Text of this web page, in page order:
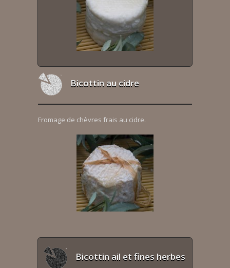
Bicottin au cidre
Fromage de chèvres frais au cidre.
Bicottin ail et fines herbes